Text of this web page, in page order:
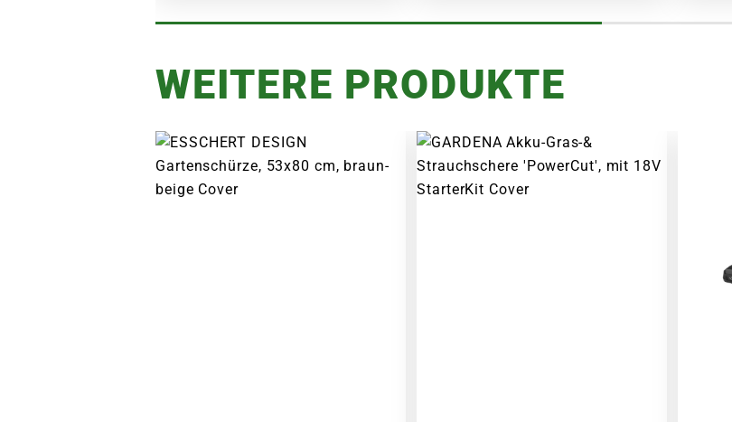
WEITERE PRODUKTE